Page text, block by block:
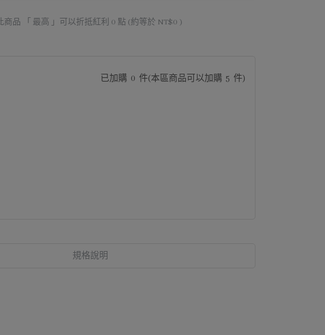
商品 「 最高 」可以折抵紅利 0 點 (約等於 NT$0 )
已加購 0 件(本區商品可以加購 5 件)
規格說明